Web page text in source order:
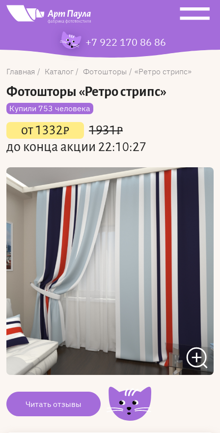
+7 922 170 86 86
Главная Каталог Фотошторы Ретро стрипс
Фотошторы «Ретро стрипс»
Купили 753 человека
от1332₽ 1931₽
до конца акции 22:10:27
Читать отзывы